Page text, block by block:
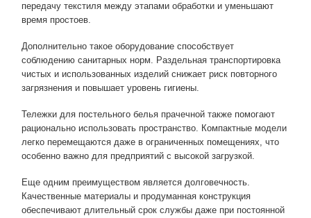
передачу текстиля между этапами обработки и уменьшают
время простоев.
Дополнительно такое оборудование способствует
соблюдению санитарных норм. Раздельная транспортировка
чистых и использованных изделий снижает риск повторного
загрязнения и повышает уровень гигиены.
Тележки для постельного белья прачечной также помогают
рационально использовать пространство. Компактные модели
легко перемещаются даже в ограниченных помещениях, что
особенно важно для предприятий с высокой загрузкой.
Еще одним преимуществом является долговечность.
Качественные материалы и продуманная конструкция
обеспечивают длительный срок службы даже при постоянной